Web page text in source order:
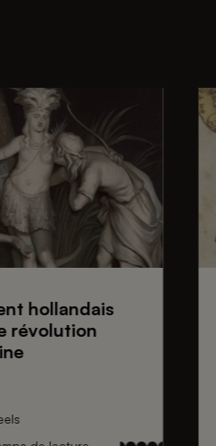
hollandais
révolution